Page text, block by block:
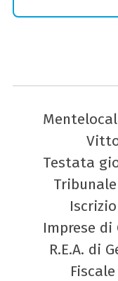
Testata
Imprese di
R.E.A. di